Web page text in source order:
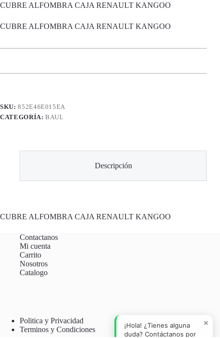
CUBRE ALFOMBRA CAJA RENAULT KANGOO
CUBRE ALFOMBRA CAJA RENAULT KANGOO
SKU:852E46E015EA
CATEGORÍA:BAUL
Descripción
CUBRE ALFOMBRA CAJA RENAULT KANGOO
Contactanos
Mi cuenta
Carrito
Nosotros
Catalogo
Politica y Privacidad
Terminos y Condiciones
×
¡Hola! ¿Tienes alguna
duda? Contáctanos por